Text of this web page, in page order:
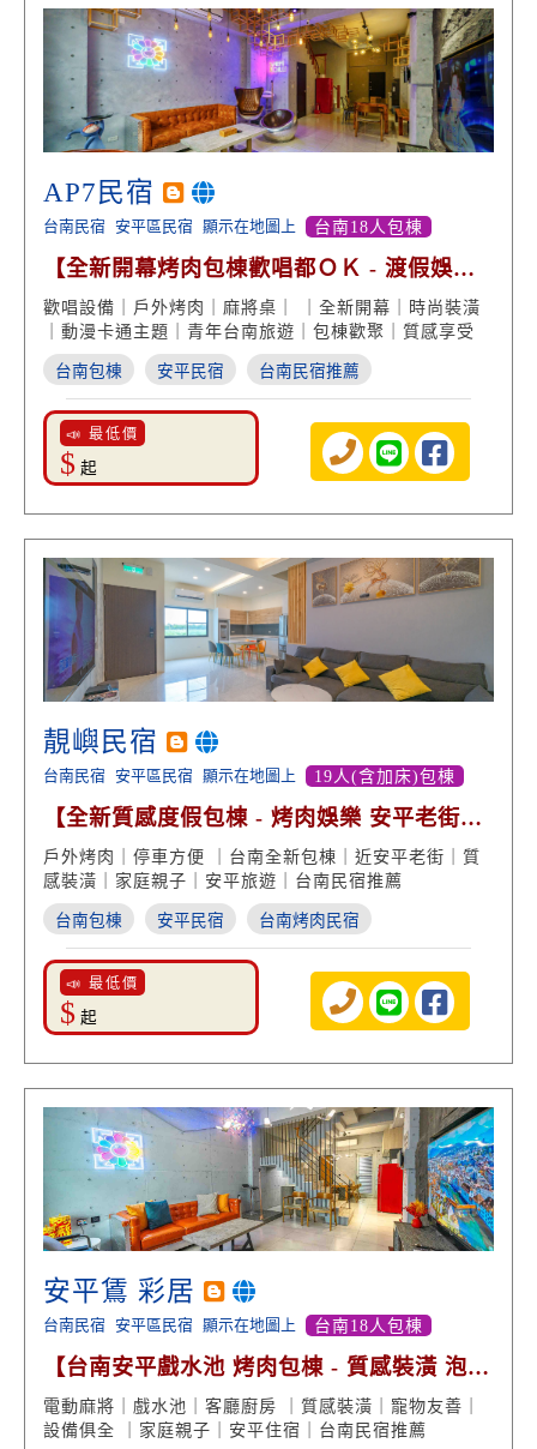
AP7民宿
台南民宿 安平區民宿 顯示在地圖上 台南18人包棟
【全新開幕烤肉包棟歡唱都ＯＫ - 渡假娛樂
百分百】
歡唱設備｜戶外烤肉｜麻將桌｜ ｜全新開幕｜時尚裝潢
｜動漫卡通主題｜青年台南旅遊｜包棟歡聚｜質感享受
台南包棟 安平民宿 台南民宿推薦
📣 最低價
$ 起
靚嶼民宿
台南民宿 安平區民宿 顯示在地圖上 19人(含加床)包棟
【全新質感度假包棟 - 烤肉娛樂 安平老街美
食】
戶外烤肉｜停車方便 ｜台南全新包棟｜近安平老街｜質
感裝潢｜家庭親子｜安平旅遊｜台南民宿推薦
台南包棟 安平民宿 台南烤肉民宿
📣 最低價
$ 起
安平鵀 彩居
台南民宿 安平區民宿 顯示在地圖上 台南18人包棟
【台南安平戲水池 烤肉包棟 - 質感裝潢 泡澡
浴缸享受】
電動麻將｜戲水池｜客廳廚房 ｜質感裝潢｜寵物友善｜
設備俱全 ｜家庭親子｜安平住宿｜台南民宿推薦